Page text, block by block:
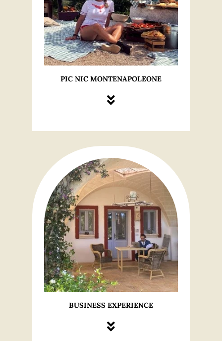
PIC NIC MONTENAPOLEONE
BUSINESS EXPERIENCE